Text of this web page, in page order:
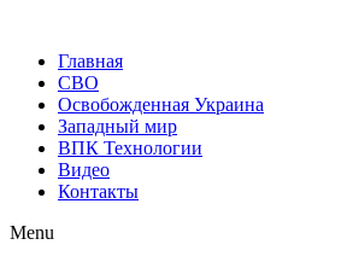
Главная
СВО
Освобожденная Украина
Западный мир
ВПК Технологии
Видео
Контакты
Menu